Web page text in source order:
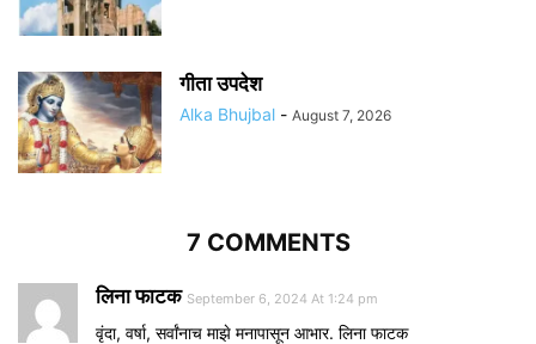
गीता उपदेश
Alka Bhujbal - August 7, 2026
7 COMMENTS
लिना फाटक September 6, 2024 At 1:24 pm
वृंदा, वर्षा, सर्वांनाच माझे मनापासून आभार. लिना फाटक